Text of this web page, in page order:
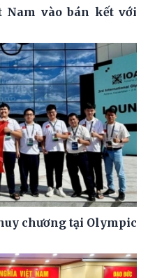
Nam vào bán kết với
chương tại Olympic